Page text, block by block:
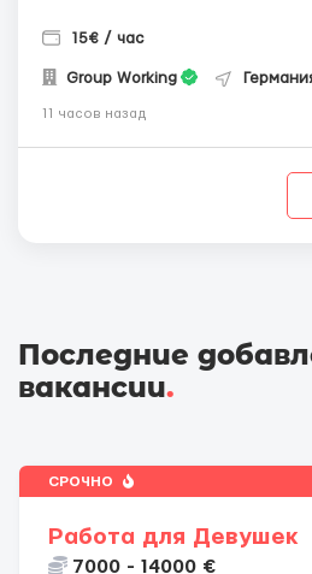
15€ / час
Group Working
11 часов назад
Последние
вакансии.
СРОЧНО
Работа для Девушек
7000 - 14000 €